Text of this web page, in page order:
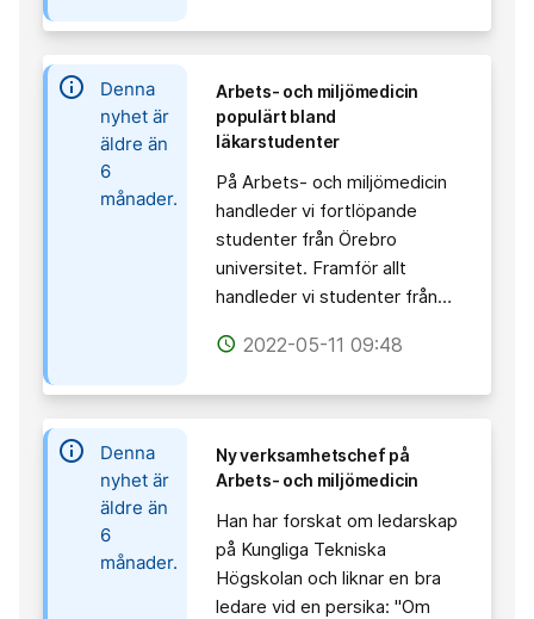
information
Denna
nyhet är
äldre än
6
månader.
Arbets- och miljömedicin
populärt bland
läkarstudenter
På Arbets- och miljömedicin
handleder vi fortlöpande
studenter från Örebro
universitet. Framför allt
handleder vi studenter från…
access_time 2022-05-11 09:48
information
Denna
nyhet är
äldre än
6
månader.
Ny verksamhetschef på
Arbets- och miljömedicin
Han har forskat om ledarskap
på Kungliga Tekniska
Högskolan och liknar en bra
ledare vid en persika: "Om